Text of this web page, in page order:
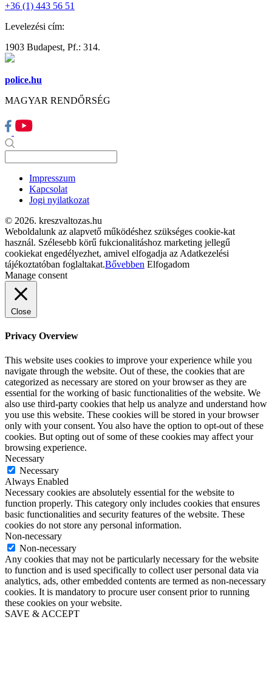
+36 (1) 443 56 51
Levelezési cím:
1903 Budapest, Pf.: 314.
police.hu
MAGYAR RENDŐRSÉG
Impresszum
Kapcsolat
Jogi nyilatkozat
© 2026. kreszvaltozas.hu
Weboldalunk az alapvető működéshez szükséges cookie-kat
használ. Szélesebb körű fukcionalitáshoz marketing jellegű
cookiekat engedélyezhet, amivel elfogadja az Adatkezelési
tájékoztatóban foglaltakat.Bővebben Elfogadom
Manage consent
Close
Privacy Overview
This website uses cookies to improve your experience while you
navigate through the website. Out of these, the cookies that are
categorized as necessary are stored on your browser as they are
essential for the working of basic functionalities of the website. We
also use third-party cookies that help us analyze and understand how
you use this website. These cookies will be stored in your browser
only with your consent. You also have the option to opt-out of these
cookies. But opting out of some of these cookies may affect your
browsing experience.
Necessary
Necessary
Always Enabled
Necessary cookies are absolutely essential for the website to
function properly. This category only includes cookies that ensures
basic functionalities and security features of the website. These
cookies do not store any personal information.
Non-necessary
Non-necessary
Any cookies that may not be particularly necessary for the website
to function and is used specifically to collect user personal data via
analytics, ads, other embedded contents are termed as non-necessary
cookies. It is mandatory to procure user consent prior to running
these cookies on your website.
SAVE & ACCEPT